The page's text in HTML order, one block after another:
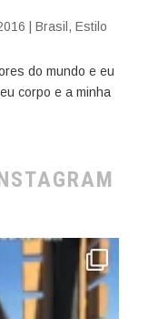
Brasil , Estilo
do mundo e eu
corpo e a minha